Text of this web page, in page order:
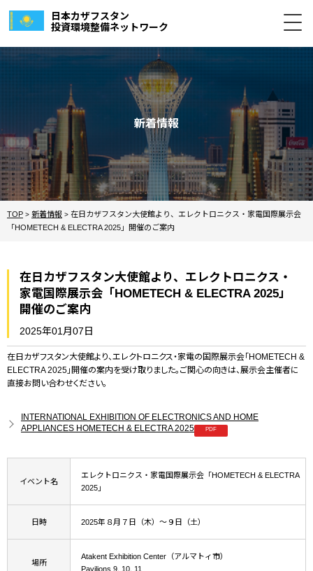
日本カザフスタン
投資環境整備ネットワーク
新着情報
TOP > 新着情報 > 在日カザフスタン大使館より、エレクトロニクス・家電国際展示会
「HOMETECH & ELECTRA 2025」開催のご案内
在日カザフスタン大使館より、エレクトロニクス・
家電国際展示会「HOMETECH & ELECTRA 2025」
開催のご案内
2025年01月07日
在日カザフスタン大使館より、エレクトロニクス・家電の国際展示会「HOMETECH &
ELECTRA 2025」開催の案内を受け取りました。ご関心の向きは、展示会主催者に
直接お問い合わせください。
INTERNATIONAL EXHIBITION OF ELECTRONICS AND HOME
APPLIANCES HOMETECH & ELECTRA 2025
イベント名
エレクトロニクス・家電国際展示会「HOMETECH & ELECTRA
2025」
日時 2025年８月７日（木）～９日（土）
場所
Atakent Exhibition Center（アルマトィ市）
Pavilions 9, 10, 11